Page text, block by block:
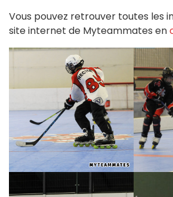
Vous pouvez retrouver toutes les
site internet de Myteammates en